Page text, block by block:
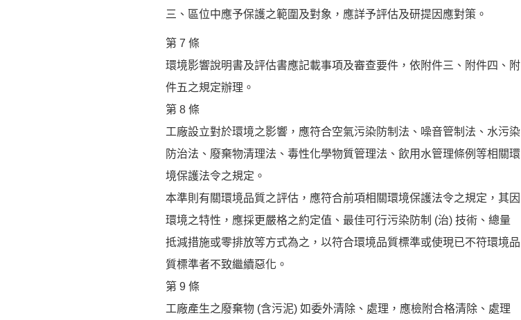
三、區位中應予保護之範圍及對象，應詳予評估及研提因應對策。
第 7 條
環境影響說明書及評估書應記載事項及審查要件，依附件三、附件四、附
件五之規定辦理。
第 8 條
工廠設立對於環境之影響，應符合空氣污染防制法、噪音管制法、水污染
防治法、廢棄物清理法、毒性化學物質管理法、飲用水管理條例等相關環
境保護法令之規定。
本準則有關環境品質之評估，應符合前項相關環境保護法令之規定，其因
環境之特性，應採更嚴格之約定值、最佳可行污染防制 (治) 技術、總量
抵減措施或零排放等方式為之，以符合環境品質標準或使現已不符環境品
質標準者不致繼續惡化。
第 9 條
工廠產生之廢棄物 (含污泥) 如委外清除、處理，應檢附合格清除、處理